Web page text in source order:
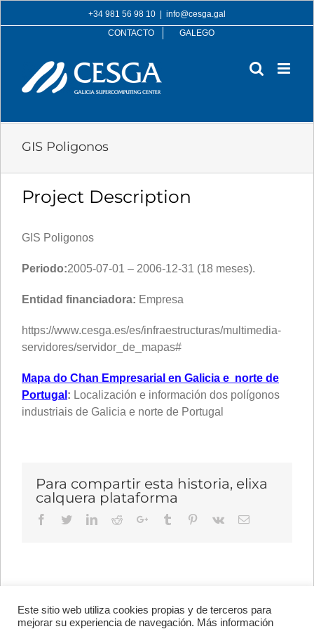
to
+34 981 56 98 10
info@cesga.gal
CONTACTO
GALEGO
GIS Poligonos
Project Description
GIS Poligonos
Periodo:2005-07-01 – 2006-12-31 (18 meses).
Entidad financiadora: Empresa
https://www.cesga.es/es/infraestructuras/multimedia-
servidores/servidor_de_mapas#
Mapa do Chan Empresarial en Galicia e norte de
Portugal : Localización e información dos polígonos
industriais de Galicia e norte de Portugal
Para compartir esta historia, elixa
calquera plataforma
Facebook
TwitterLinkedIn
RedditGoogle+Tumblr Pinterest
Vk Email
Avenida de Vigo, s/n 15705
Este sitio web utiliza cookies propias y de terceros para
mejorar su experiencia de navegación. Más información